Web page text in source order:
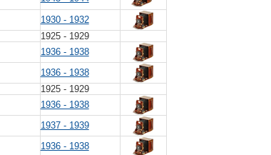
1930 - 1932
1925 - 1929
1936 - 1938
1936 - 1938
1925 - 1929
1936 - 1938
1937 - 1939
1936 - 1938